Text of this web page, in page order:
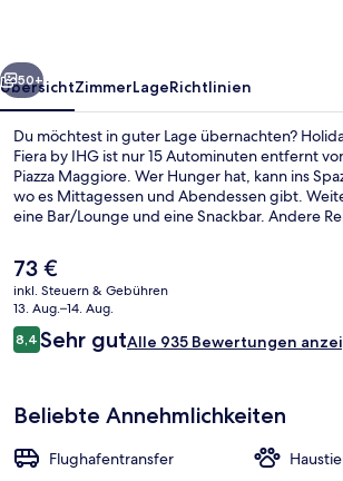
IHG
Weiter
50+
ÜbersichtZimmerLageRichtlinien
Du möchtest in guter Lage übernachten?
Fiera by IHG ist nur 15 Autominuten entfernt
Piazza Maggiore. Wer Hunger hat, kann ins
wo es Mittagessen und Abendessen gibt.
eine Bar/Lounge und eine Snackbar. Andere
Der
aktuelle
Preis
beträgt
73 €.
73 €
inkl. Steuern & Gebühren
13. Aug.–14. Aug.
Bewertungen
8,48,4 von 10.
Sehr gutAlle 935 Bewertungen
Beliebte Annehmlichkeiten
Flughafentransfer